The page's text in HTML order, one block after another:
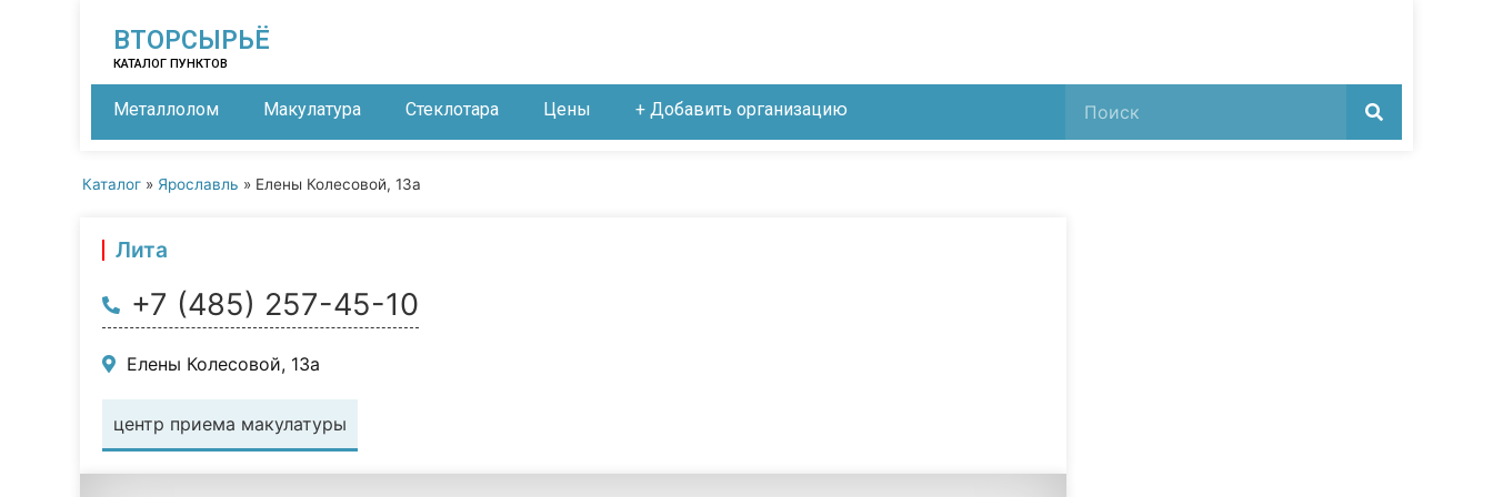
ВТОРСЫРЬЁ
КАТАЛОГ ПУНКТОВ
Металлолом Макулатура Стеклотара Цены + Добавить организацию
Каталог » Ярославль » Елены Колесовой, 13а
Лита
+7 (485) 257-45-10
Елены Колесовой, 13а
центр приема макулатуры